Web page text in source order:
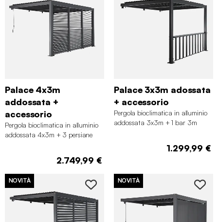
Palace 4x3m
addossata +
accessorio
Pergola bioclimatica in alluminio
addossata 4x3m + 3 persiane
2.749,99 €
Palace 3x3m adossata
+ accessorio
Pergola bioclimatica in alluminio
addossata 3x3m + 1 bar 3m
1.299,99 €
NOVITÀ NOVITÀ